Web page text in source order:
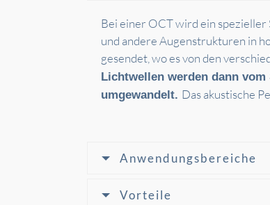
Bei einer OCT wird ein
und andere Augenstrukturen in
gesendet, wo es von den
Lichtwellen werden dann
umgewandelt. Das akustische
Anwendungsbereiche
Vorteile